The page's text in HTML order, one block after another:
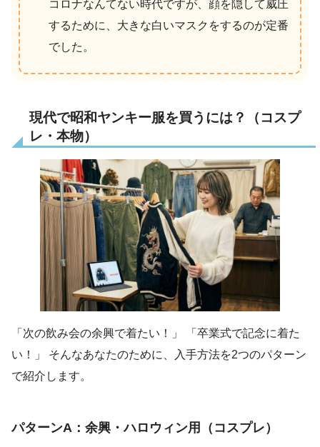
コロナなんてない時代ですが、顔を隠して威圧
するために、大きな白いマスクをするのが定番
でした。
現代で昭和ヤンキー服を買うには？（コスプ
レ・本物）
「次の飲み会の余興で着たい！」 「卒業式で記念に着た
い！」 そんなあなたのために、入手方法を2つのパターン
で紹介します。
パターンA：余興・ハロウィン用（コスプレ）